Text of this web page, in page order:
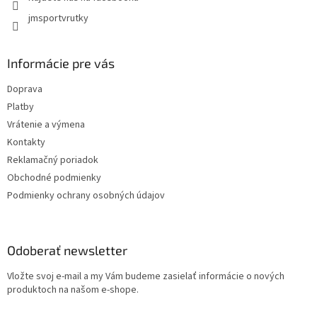
jmsportvrutky
Informácie pre vás
Doprava
Platby
Vrátenie a výmena
Kontakty
Reklamačný poriadok
Obchodné podmienky
Podmienky ochrany osobných údajov
Odoberať newsletter
Vložte svoj e-mail a my Vám budeme zasielať informácie o nových
produktoch na našom e-shope.